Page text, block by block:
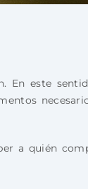
En este
a quién